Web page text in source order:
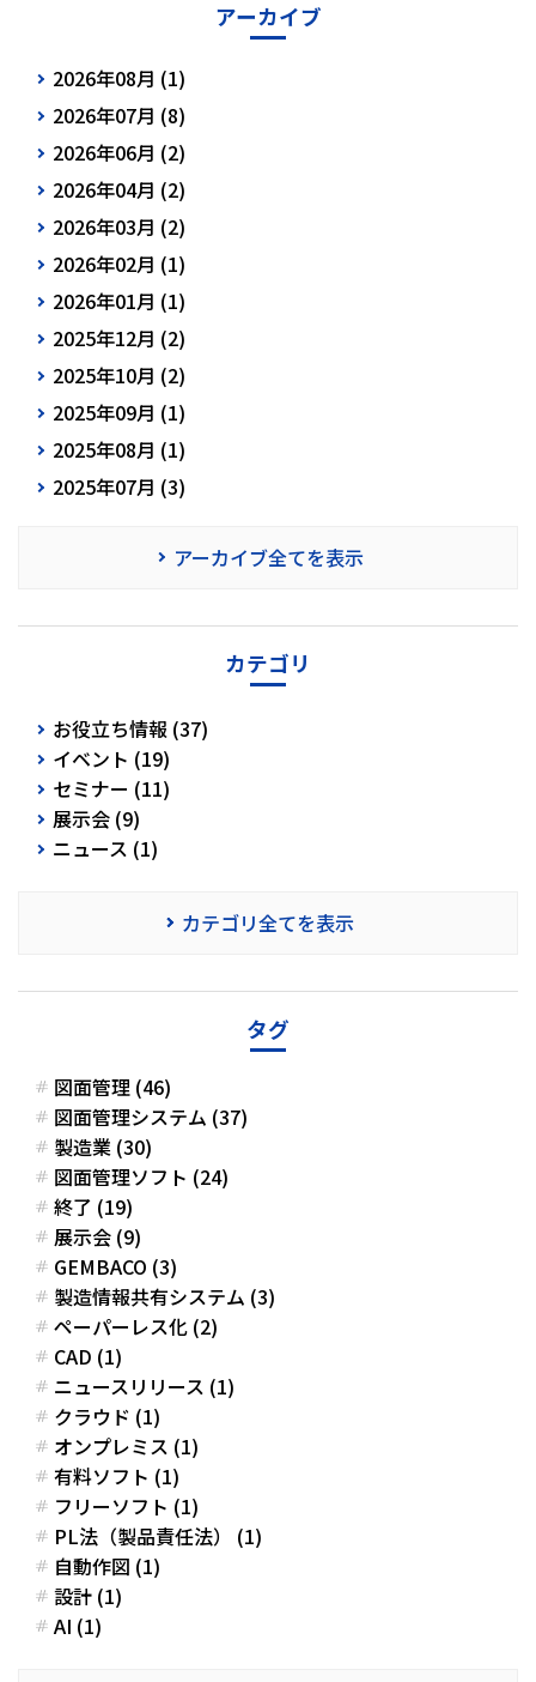
アーカイブ
2026年08月 (1)
2026年07月 (8)
2026年06月 (2)
2026年04月 (2)
2026年03月 (2)
2026年02月 (1)
2026年01月 (1)
2025年12月 (2)
2025年10月 (2)
2025年09月 (1)
2025年08月 (1)
2025年07月 (3)
アーカイブ全てを表示
カテゴリ
お役立ち情報 (37)
イベント (19)
セミナー (11)
展示会 (9)
ニュース (1)
カテゴリ全てを表示
タグ
図面管理 (46)
図面管理システム (37)
製造業 (30)
図面管理ソフト (24)
終了 (19)
展示会 (9)
GEMBACO (3)
製造情報共有システム (3)
ペーパーレス化 (2)
CAD (1)
ニュースリリース (1)
クラウド (1)
オンプレミス (1)
有料ソフト (1)
フリーソフト (1)
PL法（製品責任法） (1)
自動作図 (1)
設計 (1)
AI (1)